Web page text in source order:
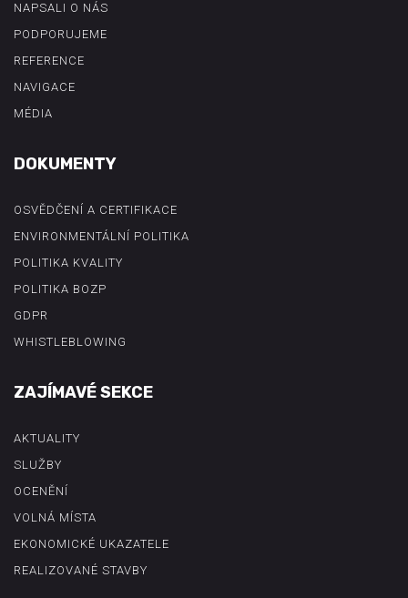
NAPSALI O NÁS
PODPORUJEME
REFERENCE
NAVIGACE
MÉDIA
DOKUMENTY
OSVĚDČENÍ A CERTIFIKACE
ENVIRONMENTÁLNÍ POLITIKA
POLITIKA KVALITY
POLITIKA BOZP
GDPR
WHISTLEBLOWING
ZAJÍMAVÉ SEKCE
AKTUALITY
SLUŽBY
OCENĚNÍ
VOLNÁ MÍSTA
EKONOMICKÉ UKAZATELE
REALIZOVANÉ STAVBY